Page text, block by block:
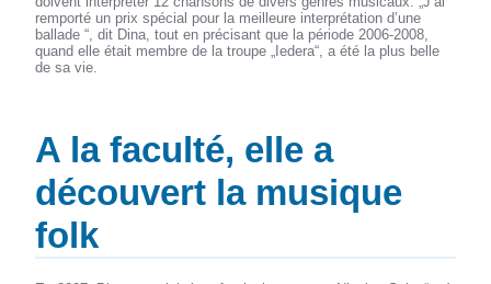
remporté un prix spécial pour la meilleure interprétation d’une
ballade “, dit Dina, tout en précisant que la période 2006-2008,
quand elle était membre de la troupe „Iedera“, a été la plus belle
de sa vie.
A la faculté, elle a
découvert la musique
folk